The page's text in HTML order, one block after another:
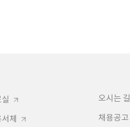
체
오시는 길
채용공고